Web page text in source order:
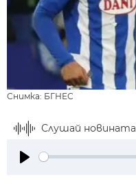
Снимка: БГНЕС
Слушай новината